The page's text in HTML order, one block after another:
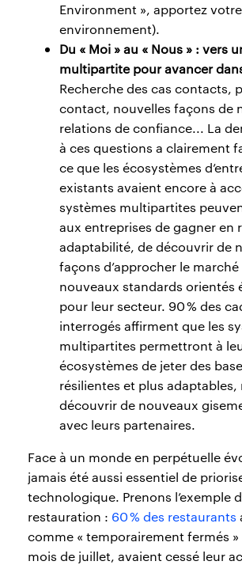
Environment », apportez
environnement).
Du « Moi » au « Nous » : vers
multipartite pour avancer
Recherche des cas contacts,
contact, nouvelles façons de
relations de confiance... La
à ces questions a clairement
ce que les écosystèmes
existants avaient encore à
systèmes multipartites
aux entreprises de gagner en
adaptabilité, de découvrir de
façons d’approcher le
nouveaux standards orientés
pour leur secteur. 90 % des
interrogés affirment que les
multipartites permettront à
écosystèmes de jeter des
résilientes et plus adaptables,
découvrir de nouveaux
avec leurs partenaires.
Face à un monde en perpétuelle
jamais été aussi essentiel de
technologique. Prenons l’exemple
restauration : 60 % des restaurants
comme « temporairement fermés »
mois de juillet, avaient cessé leur